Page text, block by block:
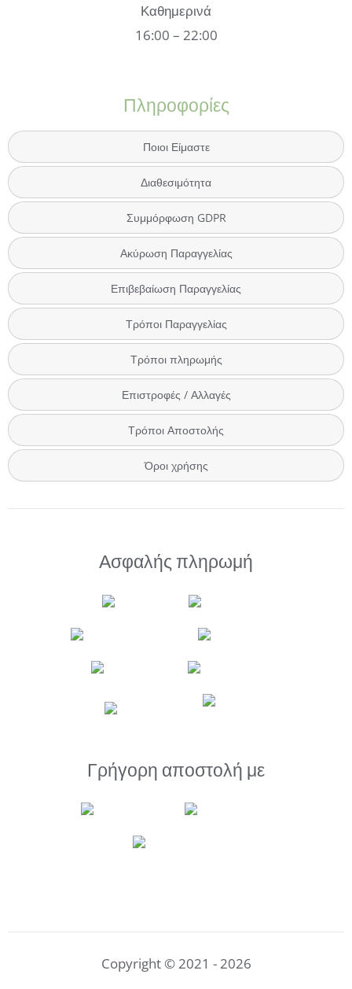
Καθημερινά
16:00 – 22:00
Πληροφορίες
Ποιοι Είμαστε
Διαθεσιμότητα
Συμμόρφωση GDPR
Ακύρωση Παραγγελίας
Επιβεβαίωση Παραγγελίας
Τρόποι Παραγγελίας
Τρόποι πληρωμής
Επιστροφές / Αλλαγές
Τρόποι Αποστολής
Όροι χρήσης
Ασφαλής πληρωμή
Γρήγορη αποστολή με
Copyright © 2021 - 2026